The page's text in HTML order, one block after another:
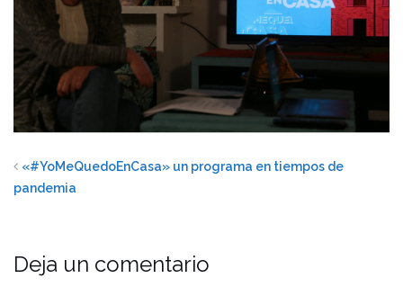
«#YoMeQuedoEnCasa» un programa en tiempos de
pandemia
Deja un comentario